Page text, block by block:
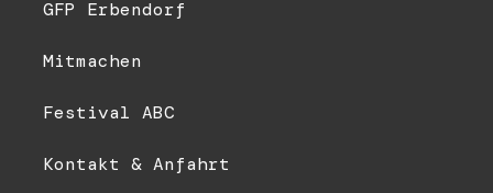
GFP Erbendorf
Mitmachen
Festival ABC
Kontakt & Anfahrt